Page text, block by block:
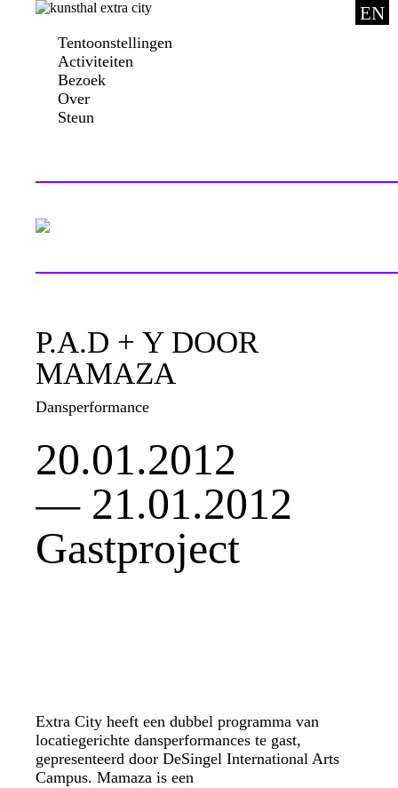
Tentoonstellingen
Activiteiten
Bezoek
Over
Steun
EN
P.A.D + Y DOOR
MAMAZA
Dansperformance
20.01.2012
— 21.01.2012
Gastproject
Extra City heeft een dubbel programma van
locatiegerichte dansperformances te gast,
gepresenteerd door DeSingel International Arts
Campus. Mamaza is een